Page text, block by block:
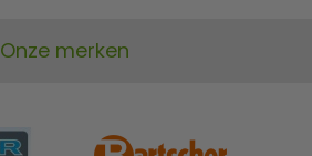
Onze merken